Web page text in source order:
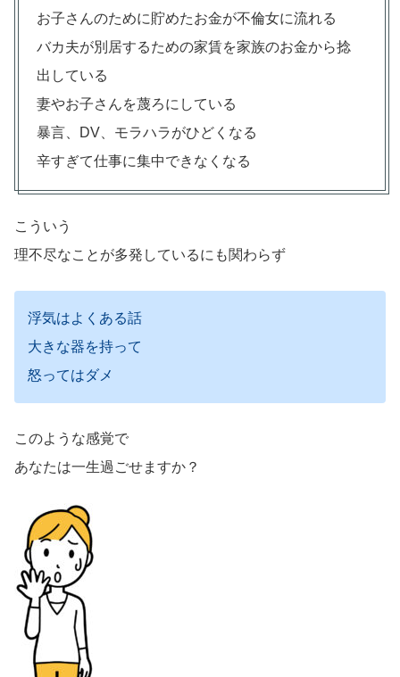
お子さんのために貯めたお金が不倫女に流れる
バカ夫が別居するための家賃を家族のお金から捻
出している
妻やお子さんを蔑ろにしている
暴言、DV、モラハラがひどくなる
辛すぎて仕事に集中できなくなる
こういう
理不尽なことが多発しているにも関わらず
浮気はよくある話
大きな器を持って
怒ってはダメ
このような感覚で
あなたは一生過ごせますか？